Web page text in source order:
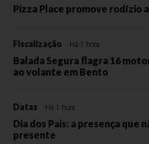
Pizza Place promove rodízio
Fiscalização Há 1 hora
Balada Segura flagra 16
ao volante em Bento
Datas Há 1 hora
Dia dos Pais: a presença que
presente